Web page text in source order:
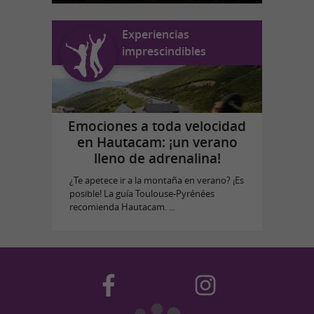
Experiencias
imprescindibles
Emociones a toda velocidad
en Hautacam: ¡un verano
lleno de adrenalina!
¿Te apetece ir a la montaña en verano? ¡Es
posible! La guía Toulouse-Pyrénées
recomienda Hautacam. ...